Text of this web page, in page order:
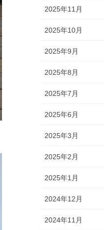
2025年11月
2025年10月
2025年9月
2025年8月
2025年7月
2025年6月
2025年3月
2025年2月
2025年1月
2024年12月
2024年11月